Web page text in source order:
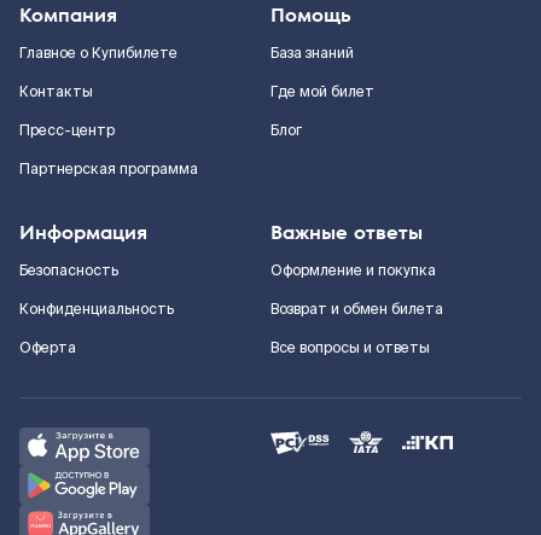
Компания
Главное о Купибилете
Контакты
Пресс-центр
Партнерская программа
Помощь
База знаний
Где мой билет
Блог
Информация
Безопасность
Конфиденциальность
Оферта
Важные ответы
Оформление и покупка
Возврат и обмен билета
Все вопросы и ответы